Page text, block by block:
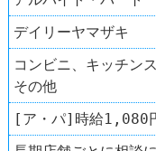
デイリーヤマザキ
コンビニ、キッチン
その他
[ア・パ]時給1,080